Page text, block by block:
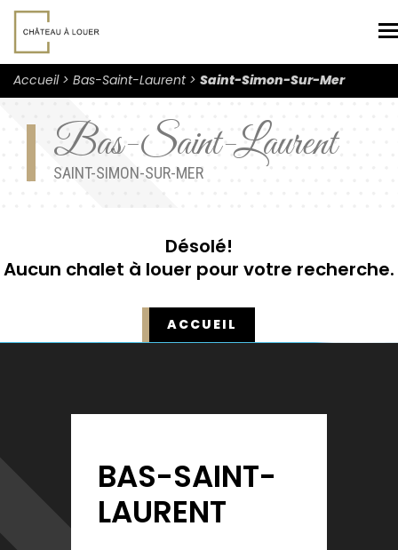
Accueil Bas-Saint-Laurent Saint-Simon-Sur-Mer
Bas-Saint-Laurent
SAINT-SIMON-SUR-MER
Désolé!
Aucun chalet à louer pour votre recherche.
ACCUEIL
BAS-SAINT-
LAURENT